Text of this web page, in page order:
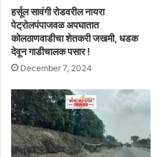
हर्सूल सावंगी रोडवरील नायरा
पेट्रोलपंपाजवळ अपघातात
कोलठाणवाडीचा शेतकरी जखमी, धडक
देवून गाडीचालक पसार !
December 7, 2024